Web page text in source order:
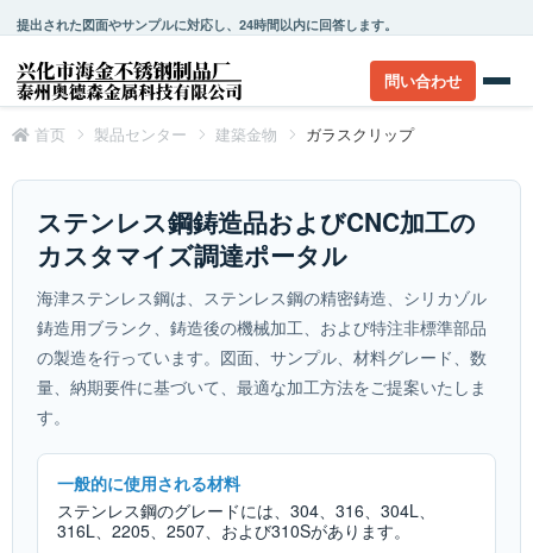
提出された図面やサンプルに対応し、24時間以内に回答します。
問い合わせ
首页 製品センター 建築金物 ガラスクリップ
ステンレス鋼鋳造品およびCNC加工の
カスタマイズ調達ポータル
海津ステンレス鋼は、ステンレス鋼の精密鋳造、シリカゾル
鋳造用ブランク、鋳造後の機械加工、および特注非標準部品
の製造を行っています。図面、サンプル、材料グレード、数
量、納期要件に基づいて、最適な加工方法をご提案いたしま
す。
一般的に使用される材料
ステンレス鋼のグレードには、304、316、304L、
316L、2205、2507、および310Sがあります。